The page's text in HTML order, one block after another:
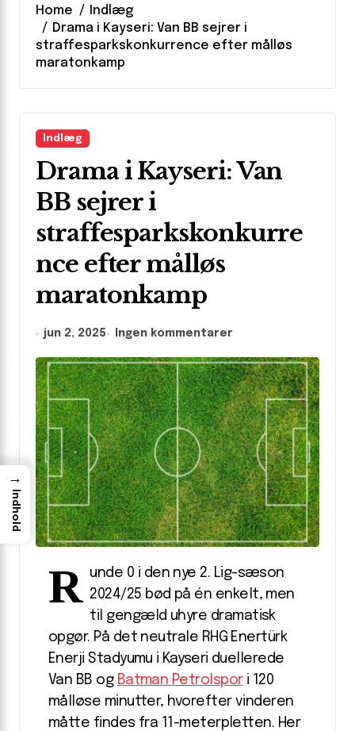
Home
Indlæg
Drama i Kayseri: Van BB sejrer i
straffesparkskonkurrence efter målløs
maratonkamp
Indlæg
Drama i Kayseri: Van
BB sejrer i
straffesparkskonkurre
nce efter målløs
maratonkamp
jun 2, 2025 Ingen kommentarer
R unde 0 i den nye 2. Lig-sæson
2024/25 bød på én enkelt, men
til gengæld uhyre dramatisk
opgør. På det neutrale RHG Enertürk
Enerji Stadyumu i Kayseri duellerede
Van BB og Batman Petrolspori 120
målløse minutter, hvorefter vinderen
måtte findes fra 11-meterpletten. Her
→
Indhold